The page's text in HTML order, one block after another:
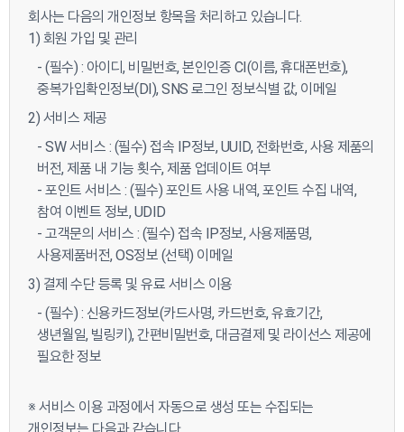
회사는 다음의 개인정보 항목을 처리하고 있습니다.
1) 회원 가입 및 관리
- (필수) : 아이디, 비밀번호, 본인인증 CI(이름, 휴대폰번호),
중복가입확인정보(DI), SNS 로그인 정보식별 값, 이메일
2) 서비스 제공
- SW 서비스 : (필수) 접속 IP정보, UUID, 전화번호, 사용 제품의
버전, 제품 내 기능 횟수, 제품 업데이트 여부
- 포인트 서비스 : (필수) 포인트 사용 내역, 포인트 수집 내역,
참여 이벤트 정보, UDID
- 고객문의 서비스 : (필수) 접속 IP정보, 사용제품명,
사용제품버전, OS정보 (선택) 이메일
3) 결제 수단 등록 및 유료 서비스 이용
- (필수) : 신용카드정보(카드사명, 카드번호, 유효기간,
생년월일, 빌링키), 간편비밀번호, 대금결제 및 라이선스 제공에
필요한 정보
※ 서비스 이용 과정에서 자동으로 생성 또는 수집되는